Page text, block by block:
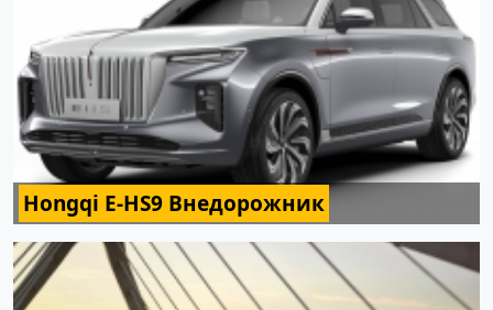
Hongqi E-HS9 Внедорожник